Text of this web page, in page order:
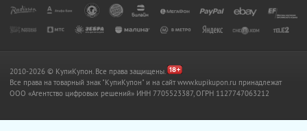
2010-2026 © КупиКупон. Все права защищены.
Все права на товарный знак "КупиКупон" и на сайт www.kupikupon.ru принадлежат
OOO «Агентство цифровых решений» ИНН 7705523387, ОГРН 1127747063212